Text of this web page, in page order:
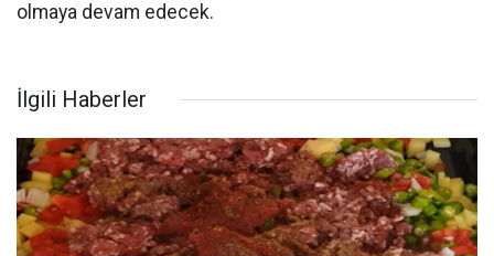
olmaya devam edecek.
İlgili Haberler